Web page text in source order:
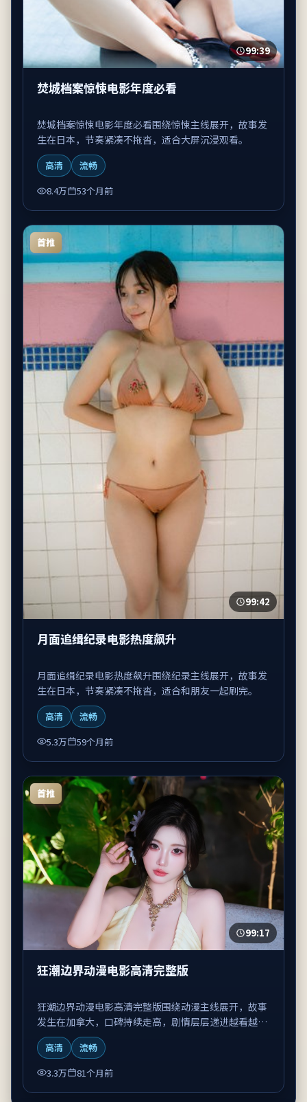
99:39
焚城档案惊悚电影年度必看
焚城档案惊悚电影年度必看围绕惊悚主线展开，故事发
生在日本，节奏紧凑不拖沓，适合大屏沉浸观看。
高清
流畅
8.4万
53个月前
首推
99:42
月面追缉纪录电影热度飙升
月面追缉纪录电影热度飙升围绕纪录主线展开，故事发
生在日本，节奏紧凑不拖沓，适合和朋友一起刷完。
高清
流畅
5.3万
59个月前
首推
99:17
狂潮边界动漫电影高清完整版
狂潮边界动漫电影高清完整版围绕动漫主线展开，故事
发生在加拿大，口碑持续走高，剧情层层递进越看越上
头。
高清
流畅
3.3万
81个月前